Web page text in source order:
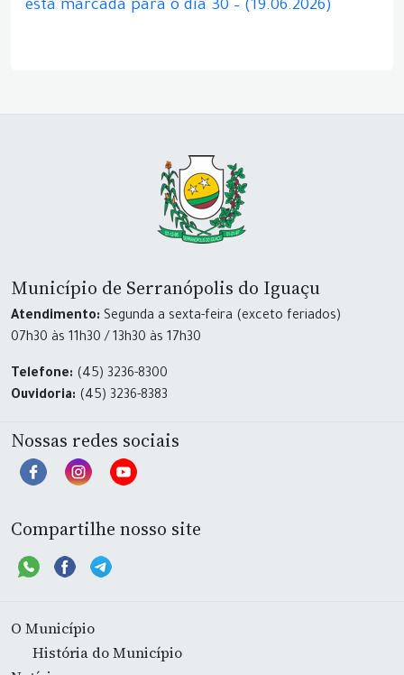
está marcada para o dia 30 – (19.06.2026)
Município de Serranópolis do Iguaçu
Atendimento: Segunda a sexta-feira (exceto feriados)
07h30 às 11h30 / 13h30 às 17h30
Telefone: (45) 3236-8300
Ouvidoria: (45) 3236-8383
Nossas redes sociais
Compartilhe nosso site
O Município
História do Município